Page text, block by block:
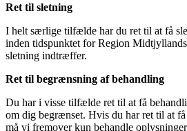
Ret til sletning
I helt særlige tilfælde har du ret til at få
inden tidspunktet for Region
sletning indtræffer.
Ret til begrænsning af behandling
Du har i visse tilfælde ret til at få
om dig begrænset. Hvis du har ret til at
må vi fremover kun behandle